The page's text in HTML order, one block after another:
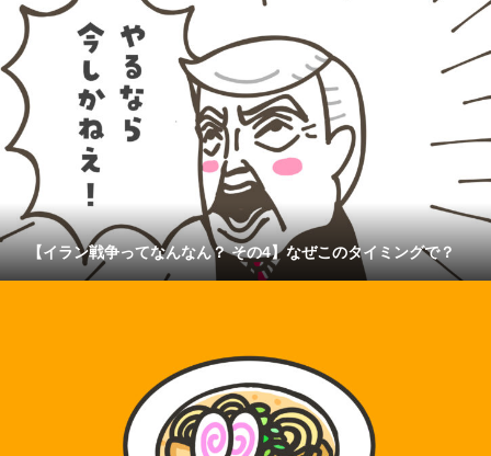
【イラン戦争ってなんなん？ その4】なぜこのタイミングで？